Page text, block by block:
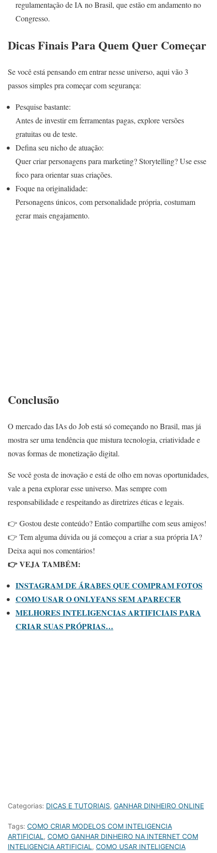
regulamentação de IA no Brasil, que estão em andamento no
Congresso.
Dicas Finais Para Quem Quer Começar
Se você está pensando em entrar nesse universo, aqui vão 3
passos simples pra começar com segurança:
Pesquise bastante:
Antes de investir em ferramentas pagas, explore versões
gratuitas ou de teste.
Defina seu nicho de atuação:
Quer criar personagens para marketing? Storytelling? Use esse
foco para orientar suas criações.
Foque na originalidade:
Personagens únicos, com personalidade própria, costumam
gerar mais engajamento.
Conclusão
O mercado das IAs do Job está só começando no Brasil, mas já
mostra ser uma tendência que mistura tecnologia, criatividade e
novas formas de monetização digital.
Se você gosta de inovação e está de olho em novas oportunidades,
vale a pena explorar esse universo. Mas sempre com
responsabilidade e respeitando as diretrizes éticas e legais.
👉 Gostou deste conteúdo? Então compartilhe com seus amigos!
👉 Tem alguma dúvida ou já começou a criar a sua própria IA?
Deixa aqui nos comentários!
👉 VEJA TAMBÉM:
INSTAGRAM DE ÁRABES QUE COMPRAM FOTOS
COMO USAR O ONLYFANS SEM APARECER
MELHORES INTELIGENCIAS ARTIFICIAIS PARA
CRIAR SUAS PRÓPRIAS…
Categorias: DICAS E TUTORIAIS, GANHAR DINHEIRO ONLINE
Tags: COMO CRIAR MODELOS COM INTELIGENCIA
ARTIFICIAL , COMO GANHAR DINHEIRO NA INTERNET COM
INTELIGENCIA ARTIFICIAL , COMO USAR INTELIGENCIA